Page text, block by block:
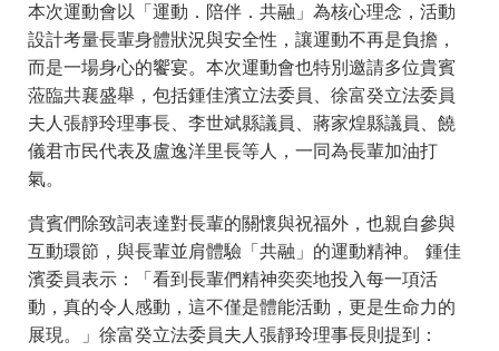
本次運動會以「運動．陪伴．共融」為核心理念，活動
設計考量長輩身體狀況與安全性，讓運動不再是負擔，
而是一場身心的饗宴。本次運動會也特別邀請多位貴賓
蒞臨共襄盛舉，包括鍾佳濱立法委員、徐富癸立法委員
夫人張靜玲理事長、李世斌縣議員、蔣家煌縣議員、饒
儀君市民代表及盧逸洋里長等人，一同為長輩加油打
氣。
貴賓們除致詞表達對長輩的關懷與祝福外，也親自參與
互動環節，與長輩並肩體驗「共融」的運動精神。 鍾佳
濱委員表示：「看到長輩們精神奕奕地投入每一項活
動，真的令人感動，這不僅是體能活動，更是生命力的
展現。」徐富癸立法委員夫人張靜玲理事長則提到：